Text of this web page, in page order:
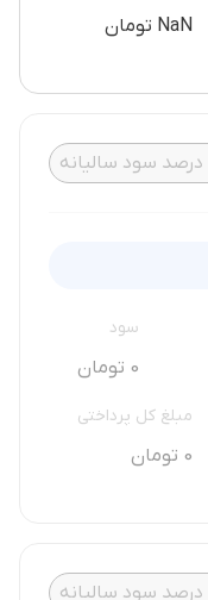
NaN تومان
درصد سود سالیانه
سود
0 تومان
مبلغ کل پرداختی
0 تومان
درصد سود سالیانه